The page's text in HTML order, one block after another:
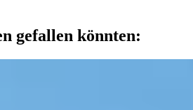
gefallen könnten: